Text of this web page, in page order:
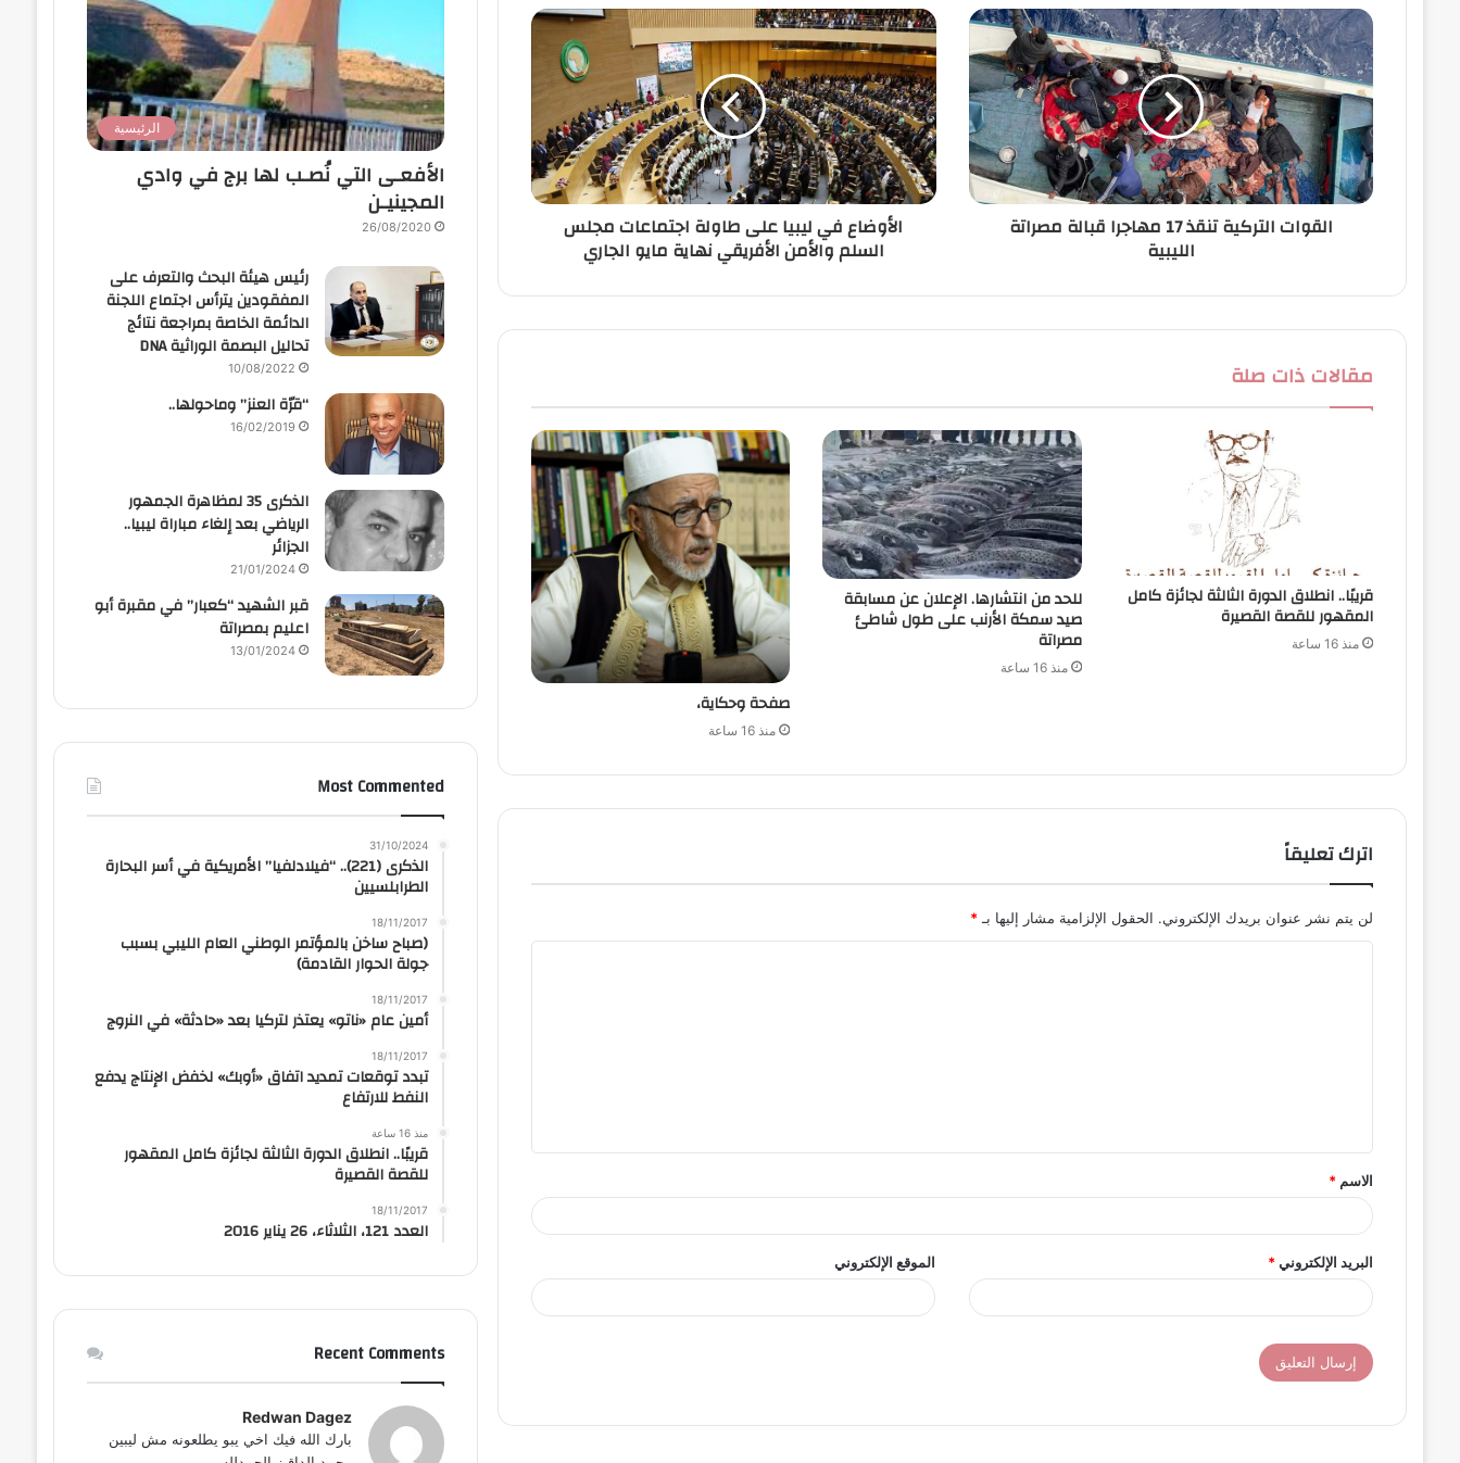
ا
ل
إ
ل
ك
ت
ر
و
القوات التركية تنقذ 17 مهاجرا قبالة مصراتة
الليبية
الأوضاع في ليبيا على طاولة اجتماعات مجلس
السلم والأمن الأفريقي نهاية مايو الجاري
مقالات ذات صلة
قريبًا.. انطلاق الدورة الثالثة لجائزة كامل
المقهور للقصة القصيرة
منذ 16 ساعة
للحد من انتشارها. الإعلان عن مسابقة
صيد سمكة الأرنب على طول شاطئ
مصراتة
منذ 16 ساعة
صفحة وحكاية،
منذ 16 ساعة
اترك تعليقاً
لن يتم نشر عنوان بريدك الإلكتروني. الحقول الإلزامية مشار إليها بـ*
ق
*
الاسم *
البريد الإلكتروني* الموقع الإلكتروني
الرئيسية
الأفعـى التي نُصـب لها برج في وادي
المجينيـن
26/08/2020
رئيس هيئة البحث والتعرف على
المفقودين يترأس اجتماع اللجنة
الدائمة الخاصة بمراجعة نتائج
تحاليل البصمة الوراثية DNA
10/08/2022
“قرّة العنز” وماحولها..
16/02/2019
الذكرى 35 لمظاهرة الجمهور
الرياضي بعد إلغاء مباراة ليبيا..
الجزائر
21/01/2024
قبر الشهيد “كعبار” في مقبرة أبو
اعليم بمصراتة
13/01/2024
Most Commented
31/10/2024
الذكرى (221).. “فيلادلفيا” الأمريكية في أسر البحارة
الطرابلسيين
18/11/2017
(صباح ساخن بالمؤتمر الوطني العام الليبي بسبب
جولة الحوار القادمة)
18/11/2017
أمين عام «ناتو» يعتذر لتركيا بعد «حادثة» في النروج
18/11/2017
تبدد توقعات تمديد اتفاق «أوبك» لخفض الإنتاج يدفع
النفط للارتفاع
منذ 16 ساعة
قريبًا.. انطلاق الدورة الثالثة لجائزة كامل المقهور
للقصة القصيرة
18/11/2017
العدد 121، الثلاثاء، 26 يناير 2016
Recent Comments
Redwan Dagez
بارك الله فيك اخي يبو يطلعونه مش ليبين